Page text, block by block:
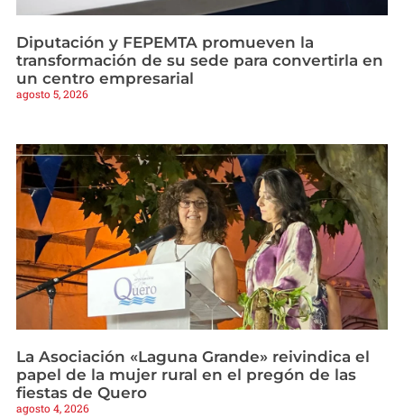
Diputación y FEPEMTA promueven la
transformación de su sede para convertirla en
un centro empresarial
agosto 5, 2026
La Asociación «Laguna Grande» reivindica el
papel de la mujer rural en el pregón de las
fiestas de Quero
agosto 4, 2026